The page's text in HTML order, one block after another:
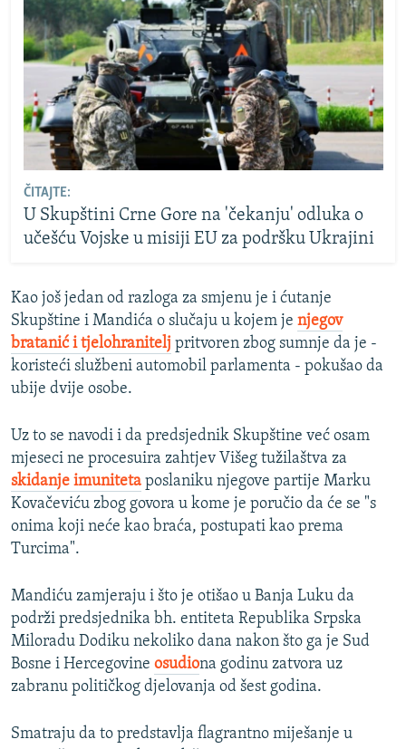
ČITAJTE:
U Skupštini Crne Gore na 'čekanju' odluka o
učešću Vojske u misiji EU za podršku Ukrajini
Kao još jedan od razloga za smjenu je i ćutanje
Skupštine i Mandića o slučaju u kojem je njegov
bratanić i tjelohranitelj pritvoren zbog sumnje da je -
koristeći službeni automobil parlamenta - pokušao da
ubije dvije osobe.
Uz to se navodi i da predsjednik Skupštine već osam
mjeseci ne procesuira zahtjev Višeg tužilaštva za
skidanje imuniteta poslaniku njegove partije Marku
Kovačeviću zbog govora u kome je poručio da će se "s
onima koji neće kao braća, postupati kao prema
Turcima".
Mandiću zamjeraju i što je otišao u Banja Luku da
podrži predsjednika bh. entiteta Republika Srpska
Miloradu Dodiku nekoliko dana nakon što ga je Sud
Bosne i Hercegovine osudiona godinu zatvora uz
zabranu političkog djelovanja od šest godina.
Smatraju da to predstavlja flagrantno miješanje u